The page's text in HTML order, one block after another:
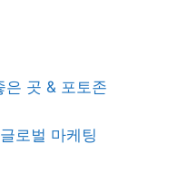
은 곳 & 포토존
로벌 마케팅